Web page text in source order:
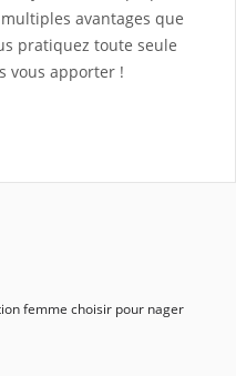
avantages que
pratiquez toute seule
vous apporter !
femme choisir pour nager